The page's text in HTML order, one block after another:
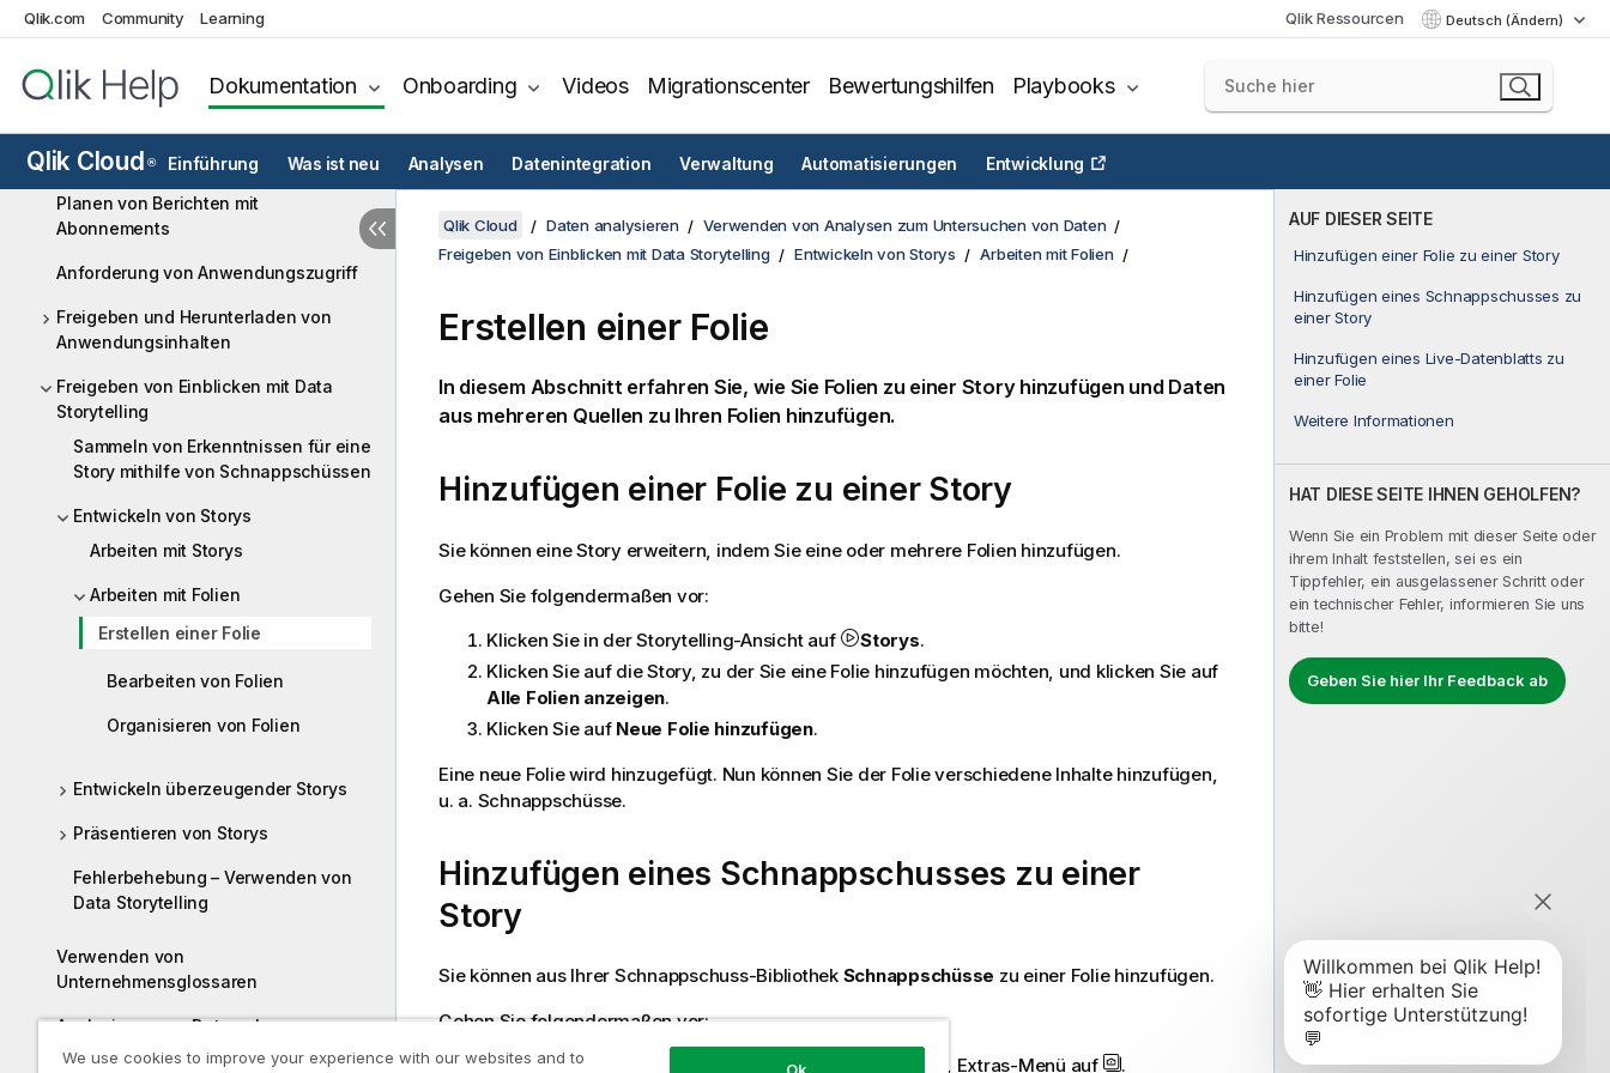
Qlik.com Community Learning Qlik Ressourcen Deutsch (Ändern)
Dokumentation Onboarding Videos Migrationscenter Bewertungshilfen Playbooks
Qlik Cloud ® Einführung Was ist neu Analysen Datenintegration Verwaltung Automatisierungen Entwicklung
Anwendungen zu Analysezwecken
Nutzung der smarten Suche
Überwachen von Visualisierungen
Überwachen von Daten mit Alarmen
Planen von Berichten mit
Abonnements
Anforderung von Anwendungszugriff
Freigeben und Herunterladen von
Anwendungsinhalten
Freigeben von Einblicken mit Data
Storytelling
Sammeln von Erkenntnissen für eine
Story mithilfe von Schnappschüssen
Entwickeln von Storys
Arbeiten mit Storys
Arbeiten mit Folien
Erstellen einer Folie
Bearbeiten von Folien
Organisieren von Folien
Entwickeln überzeugender Storys
Präsentieren von Storys
Fehlerbehebung – Verwenden von
Data Storytelling
Verwenden von
Unternehmensglossaren
Analysieren von Daten ohne
Hinzufügen zu einem Qlik Cloud
AUF DIESER SEITE
Hinzufügen einer Folie zu einer Story
Hinzufügen eines Schnappschusses zu
einer Story
Hinzufügen eines Live-Datenblatts zu
einer Folie
Weitere Informationen
HAT DIESE SEITE IHNEN GEHOLFEN?
Wenn Sie ein Problem mit dieser Seite oder
ihrem Inhalt feststellen, sei es ein
Tippfehler, ein ausgelassener Schritt oder
ein technischer Fehler, informieren Sie uns
bitte!
Geben Sie hier Ihr Feedback ab
Qlik Cloud Daten analysieren
Verwenden von Analysen zum Untersuchen von Daten
Freigeben von Einblicken mit Data Storytelling
Entwickeln von Storys Arbeiten mit Folien
Erstellen einer Folie
In diesem Abschnitt erfahren Sie, wie Sie Folien zu einer Storyhinzufügen und Daten
aus mehreren Quellen zu Ihren Folien hinzufügen.
Hinzufügen einer Folie zu einer Story
Sie können eine Story erweitern, indem Sie eine oder mehrere Folien hinzufügen.
Gehen Sie folgendermaßen vor:
Klicken Sie in der Storytelling-Ansicht auf
Storys.
Klicken Sie auf die Story, zu der Sie eine Folie hinzufügen möchten, und klicken Sie auf
Alle Folien anzeigen.
Klicken Sie auf Neue Folie hinzufügen.
Eine neue Folie wird hinzugefügt. Nun können Sie der Folie verschiedene Inhalte hinzufügen,
u. a. Schnappschüsse.
Hinzufügen eines Schnappschusses zu einer
Story
Sie können aus Ihrer Schnappschuss-Bibliothek Schnappschüsse zu einer Folie hinzufügen.
Gehen Sie folgendermaßen vor:
Klicken Sie in der Storytelling-Ansicht im Story-Fenster, Extras-Menü auf
.
We use cookies to improve your experience with our websites and to